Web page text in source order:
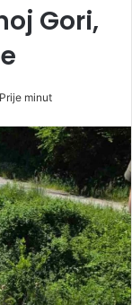
Gori,
Prije minut